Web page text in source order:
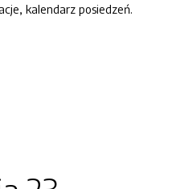
kalendarz posiedzeń.